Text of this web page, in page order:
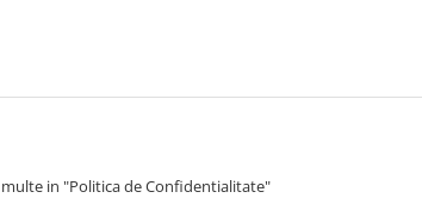
in "Politica de Confidentialitate"